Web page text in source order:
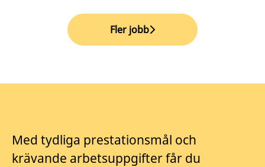
Fler jobb
Med tydliga prestationsmål och
krävande arbetsuppgifter får du